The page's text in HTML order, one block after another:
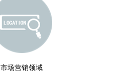
市场营销领域